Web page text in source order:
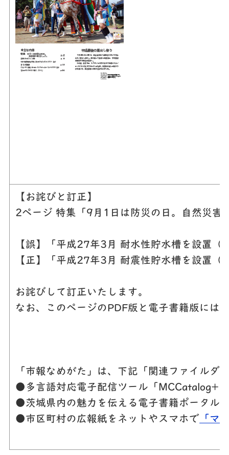
【お詫びと訂正】
2ページ 特集「9月1日は防災の日。自然災害
【誤】「平成27年3月 耐水性貯水槽を設置（
【正】「平成27年3月 耐震性貯水槽を設置（
お詫びして訂正いたします。
なお、このページのPDF版と電子書籍版には
「市報なめがた」は、下記「関連ファイル
●多言語対応電子配信ツール「MCCatalog+
●茨城県内の魅力を伝える電子書籍ポータル
●市区町村の広報紙をネットやスマホで
「マ